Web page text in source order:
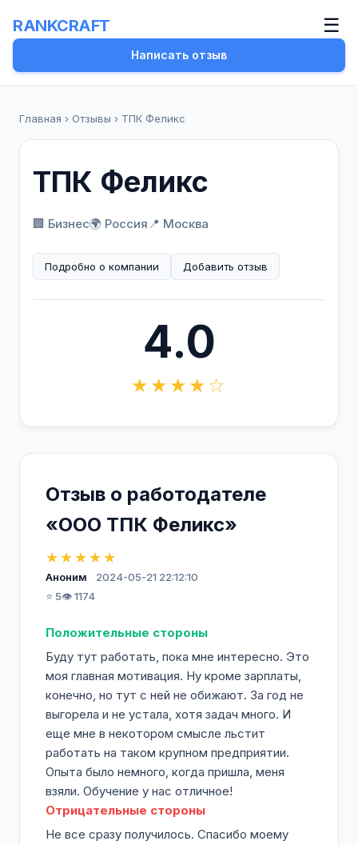
RANKCRAFT ☰
Написать отзыв
Главная › Отзывы › ТПК Феликс
ТПК Феликс
🏢 Бизнес🌍 Россия📍 Москва
Подробно о компании Добавить отзыв
4.0
★★★★☆
Отзыв о работодателе
«ООО ТПК Феликс»
★★★★★
Аноним
2024-05-21 22:12:10
⭐ 5👁️ 1174
Положительные стороны
Буду тут работать, пока мне интересно. Это
моя главная мотивация. Ну кроме зарплаты,
конечно, но тут с ней не обижают. За год не
выгорела и не устала, хотя задач много. И
еще мне в некотором смысле льстит
работать на таком крупном предприятии.
Опыта было немного, когда пришла, меня
взяли. Обучение у нас отличное!
Отрицательные стороны
Не все сразу получилось. Спасибо моему